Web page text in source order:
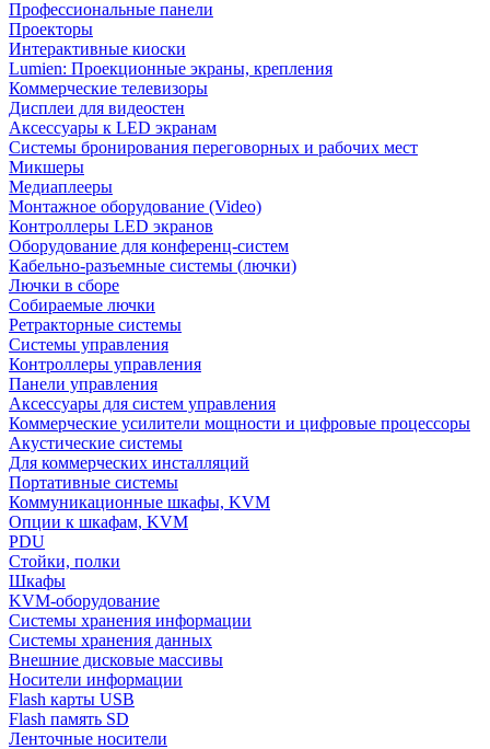
Профессиональные панели
Проекторы
Интерактивные киоски
Lumien: Проекционные экраны, крепления
Коммерческие телевизоры
Дисплеи для видеостен
Аксессуары к LED экранам
Системы бронирования переговорных и рабочих мест
Микшеры
Медиаплееры
Монтажное оборудование (Video)
Контроллеры LED экранов
Оборудование для конференц-систем
Кабельно-разъемные системы (лючки)
Лючки в сборе
Собираемые лючки
Ретракторные системы
Системы управления
Контроллеры управления
Панели управления
Аксессуары для систем управления
Коммерческие усилители мощности и цифровые процессоры
Акустические системы
Для коммерческих инсталляций
Портативные системы
Коммуникационные шкафы, KVM
Опции к шкафам, KVM
PDU
Стойки, полки
Шкафы
KVM-оборудование
Системы хранения информации
Системы хранения данных
Внешние дисковые массивы
Носители информации
Flash карты USB
Flash память SD
Ленточные носители